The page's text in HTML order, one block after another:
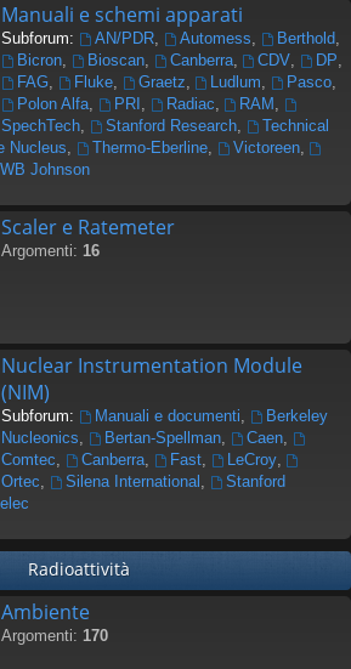
Manuali e schemi apparati
Subforum: AN/PDR, Automess, Berthold,
Bicron, Bioscan, Canberra, CDV, DP,
FAG, Fluke, Graetz, Ludlum, Pasco,
Polon Alfa, PRI , Radiac, RAM ,
SpechTech, Stanford Research,
Technical
Nucleus, Thermo-Eberline, Victoreen,
WB Johnson
Scaler e Ratemeter
Argomenti: 16
Nuclear Instrumentation Module
(NIM)
Subforum: Manuali e documenti,
Berkeley
Nucleonics, Bertan-Spellman, Caen,
Comtec, Canberra, Fast, LeCroy,
Ortec, Silena International ,
Stanford
Radioattività
Ambiente
Argomenti: 170